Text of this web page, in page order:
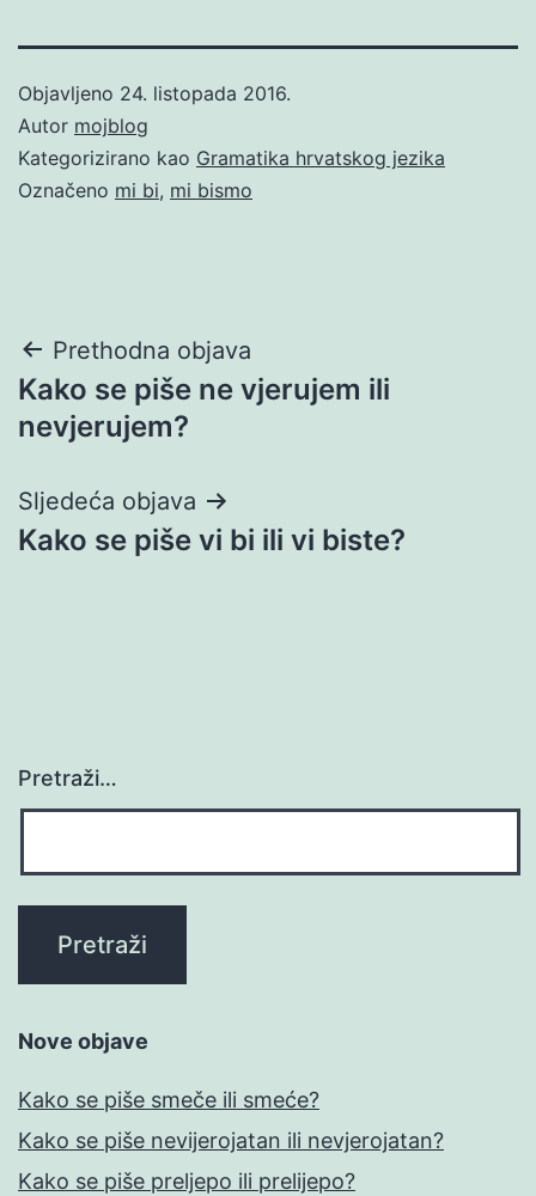
Objavljeno 24. listopada 2016.
Autor mojblog
Kategorizirano kao Gramatika hrvatskog jezika
Označeno mi bi, mi bismo
Navigacija
objava
Prethodna objava
Kako se piše ne vjerujem ili
nevjerujem?
Sljedeća objava
Kako se piše vi bi ili vi biste?
Pretraži…
Nove objave
Kako se piše smeče ili smeće?
Kako se piše nevijerojatan ili nevjerojatan?
Kako se piše preljepo ili prelijepo?